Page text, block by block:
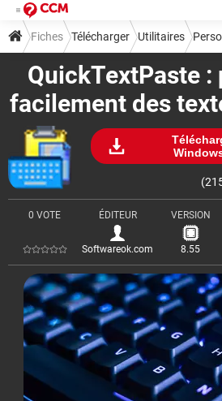
QuickTextPaste
facilement des
0 VOTE ÉDITEUR
Softwareok.com
VERSION
8.55
Fiches Télécharger Utilitaires